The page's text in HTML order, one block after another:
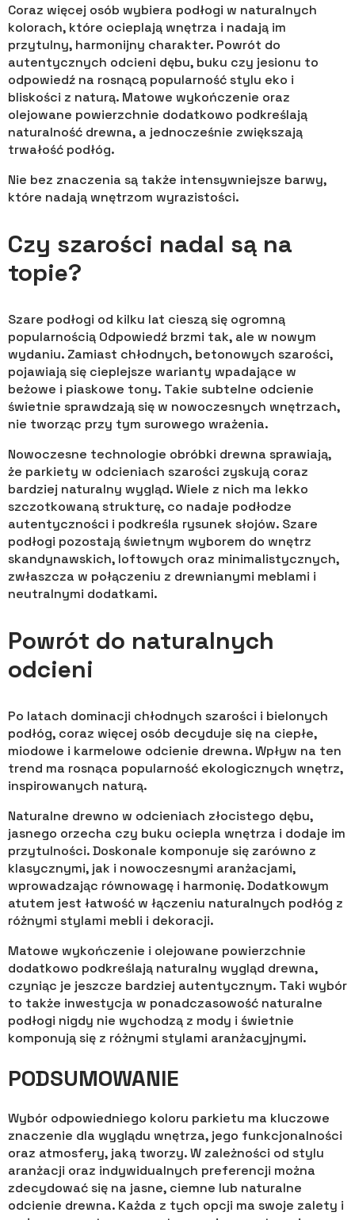
Coraz więcej osób wybiera podłogi w naturalnych
kolorach, które ocieplają wnętrza i nadają im
przytulny, harmonijny charakter. Powrót do
autentycznych odcieni dębu, buku czy jesionu to
odpowiedź na rosnącą popularność stylu eko i
bliskości z naturą. Matowe wykończenie oraz
olejowane powierzchnie dodatkowo podkreślają
naturalność drewna, a jednocześnie zwiększają
trwałość podłóg.
Nie bez znaczenia są także intensywniejsze barwy,
które nadają wnętrzom wyrazistości.
Czy szarości nadal są na
topie?
Szare podłogi od kilku lat cieszą się ogromną
popularnością Odpowiedź brzmi tak, ale w nowym
wydaniu. Zamiast chłodnych, betonowych szarości,
pojawiają się cieplejsze warianty wpadające w
beżowe i piaskowe tony. Takie subtelne odcienie
świetnie sprawdzają się w nowoczesnych wnętrzach,
nie tworząc przy tym surowego wrażenia.
Nowoczesne technologie obróbki drewna sprawiają,
że parkiety w odcieniach szarości zyskują coraz
bardziej naturalny wygląd. Wiele z nich ma lekko
szczotkowaną strukturę, co nadaje podłodze
autentyczności i podkreśla rysunek słojów. Szare
podłogi pozostają świetnym wyborem do wnętrz
skandynawskich, loftowych oraz minimalistycznych,
zwłaszcza w połączeniu z drewnianymi meblami i
neutralnymi dodatkami.
Powrót do naturalnych
odcieni
Po latach dominacji chłodnych szarości i bielonych
podłóg, coraz więcej osób decyduje się na ciepłe,
miodowe i karmelowe odcienie drewna. Wpływ na ten
trend ma rosnąca popularność ekologicznych wnętrz,
inspirowanych naturą.
Naturalne drewno w odcieniach złocistego dębu,
jasnego orzecha czy buku ociepla wnętrza i dodaje im
przytulności. Doskonale komponuje się zarówno z
klasycznymi, jak i nowoczesnymi aranżacjami,
wprowadzając równowagę i harmonię. Dodatkowym
atutem jest łatwość w łączeniu naturalnych podłóg z
różnymi stylami mebli i dekoracji.
Matowe wykończenie i olejowane powierzchnie
dodatkowo podkreślają naturalny wygląd drewna,
czyniąc je jeszcze bardziej autentycznym. Taki wybór
to także inwestycja w ponadczasowość naturalne
podłogi nigdy nie wychodzą z mody i świetnie
komponują się z różnymi stylami aranżacyjnymi.
PODSUMOWANIE
Wybór odpowiedniego koloru parkietu ma kluczowe
znaczenie dla wyglądu wnętrza, jego funkcjonalności
oraz atmosfery, jaką tworzy. W zależności od stylu
aranżacji oraz indywidualnych preferencji można
zdecydować się na jasne, ciemne lub naturalne
odcienie drewna. Każda z tych opcji ma swoje zalety i